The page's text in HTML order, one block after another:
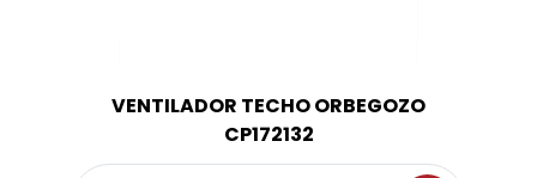
VENTILADOR TECHO ORBEGOZO
CP172132